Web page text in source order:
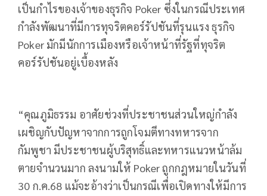
เป็นกำไรของเจ้าของธุรกิจ Poker ซึ่งในกรณีประเทศ
กำลังพัฒนาที่มีการทุจริตคอร์รัปชันที่รุนแรง ธุรกิจ
Poker มักมีนักการเมืองหรือเจ้าหน้าที่รัฐที่ทุจริต
คอร์รัปชันอยู่เบื้องหลัง
“คุณภูมิธรรม อาศัยช่วงที่ประชาชนส่วนใหญ่กำลัง
เผชิญกับปัญหาจากการถูกโจมตีทางทหารจาก
กัมพูชา มีประชาชนผู้บริสุทธิ์และทหารแนวหน้าล้ม
ตายจำนวนมาก ลงนามให้ Poker ถูกกฎหมายในวันที่
30 ก.ค.68 แม้จะอ้างว่าเป็นกรณีเพื่อเปิดทางให้มีการ